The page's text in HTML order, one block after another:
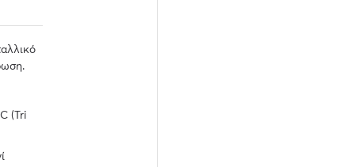
(Tri